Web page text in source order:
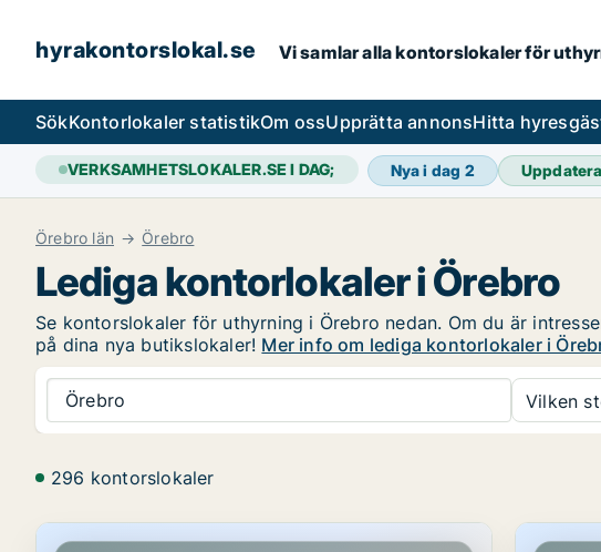
hyrakontorslokal.se Vi samlar alla kontorslokaler för
SökKontorlokaler statistikOm ossUpprätta annonsHitta
VERKSAMHETSLOKALER.SE I DAG; Nya i dag 2
Örebro län Örebro
Lediga kontorlokaler i Örebro
Se kontorslokaler för uthyrning i Örebro nedan. Om du är
på dina nya butikslokaler! Mer info om lediga kontorlokaler i
Örebro Vilken
296 kontorslokaler
Butikslokal i Örebro Kontor i